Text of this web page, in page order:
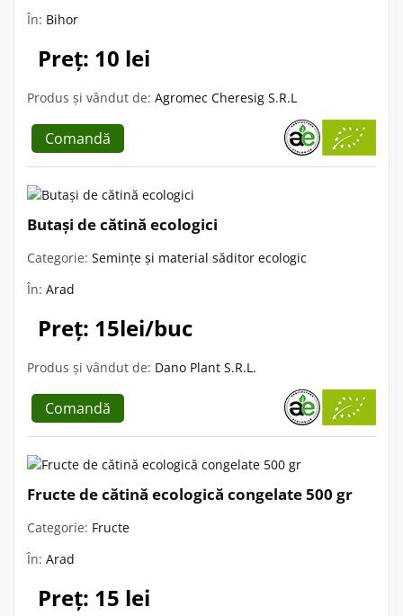
În: Bihor
Preț: 10 lei
Produs și vândut de: Agromec Cheresig S.R.L
Comandă
Butași de cătină ecologici
Categorie: Semințe și material săditor ecologic
În: Arad
Preț: 15lei/buc
Produs și vândut de: Dano Plant S.R.L.
Comandă
Fructe de cătină ecologică congelate 500 gr
Categorie: Fructe
În: Arad
Preț: 15 lei